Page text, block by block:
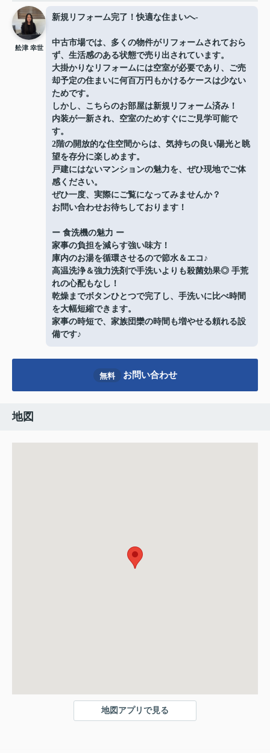
舩津 幸世
新規リフォーム完了！快適な住まいへ-
中古市場では、多くの物件がリフォームされておら
ず、生活感のある状態で売り出されています。
大掛かりなリフォームには空室が必要であり、ご売
却予定の住まいに何百万円もかけるケースは少ない
ためです。
しかし、こちらのお部屋は新規リフォーム済み！
内装が一新され、空室のためすぐにご見学可能で
す。
2階の開放的な住空間からは、気持ちの良い陽光と眺
望を存分に楽しめます。
戸建にはないマンションの魅力を、ぜひ現地でご体
感ください。
ぜひ一度、実際にご覧になってみませんか？
お問い合わせお待ちしております！
ー 食洗機の魅力 ー
家事の負担を減らす強い味方！
庫内のお湯を循環させるので節水＆エコ♪
高温洗浄＆強力洗剤で手洗いよりも殺菌効果◎ 手荒
れの心配もなし！
乾燥までボタンひとつで完了し、手洗いに比べ時間
を大幅短縮できます。
家事の時短で、家族団欒の時間も増やせる頼れる設
備です♪
無料 お問い合わせ
地図
地図アプリで見る